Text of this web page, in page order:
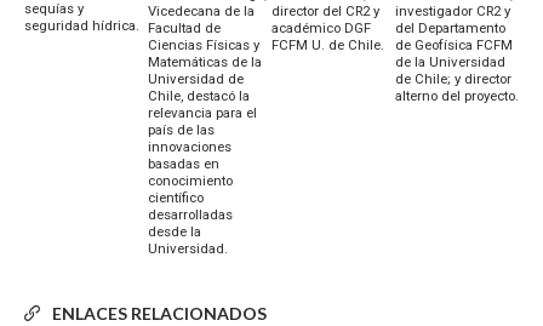
sequías y
seguridad hídrica.
Vicedecana de la
Facultad de
Ciencias Físicas y
Matemáticas de la
Universidad de
Chile, destacó la
relevancia para el
país de las
innovaciones
basadas en
conocimiento
científico
desarrolladas
desde la
Universidad.
director del CR2 y
académico DGF
FCFM U. de Chile.
investigador CR2 y
del Departamento
de Geofísica FCFM
de la Universidad
de Chile; y director
alterno del proyecto.
ENLACES RELACIONADOS